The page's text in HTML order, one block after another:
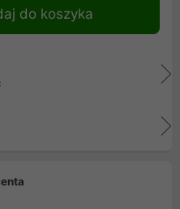
do koszyka